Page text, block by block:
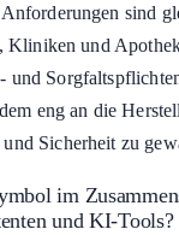
sind
Kliniken und
und
eng an die
Sicherheit zu
im
und KI-Tools?